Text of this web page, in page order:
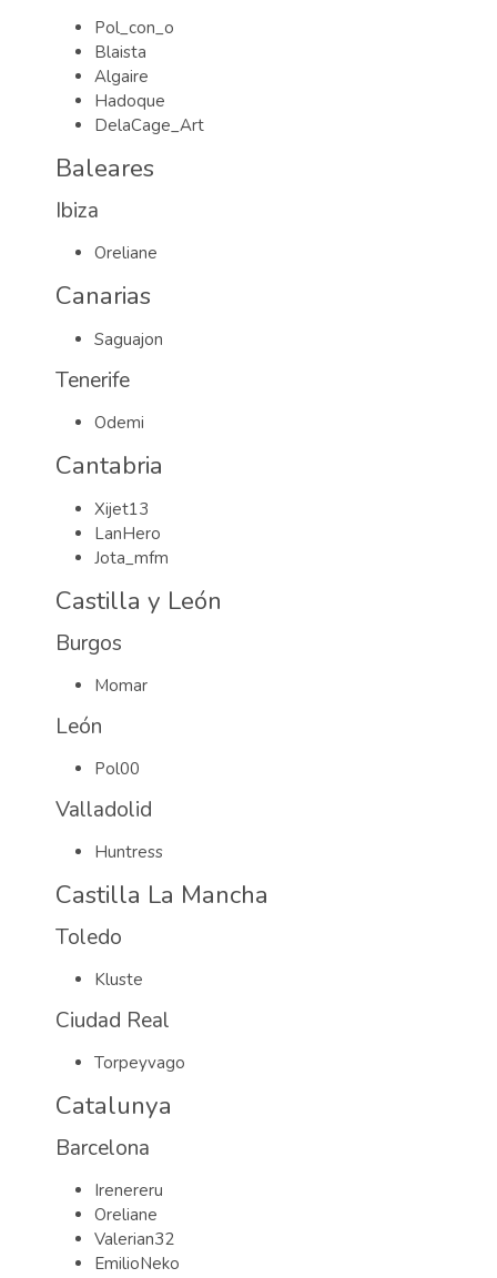
Pol_con_o
Blaista
Algaire
Hadoque
DelaCage_Art
Baleares
Ibiza
Oreliane
Canarias
Saguajon
Tenerife
Odemi
Cantabria
Xijet13
LanHero
Jota_mfm
Castilla y León
Burgos
Momar
León
Pol00
Valladolid
Huntress
Castilla La Mancha
Toledo
Kluste
Ciudad Real
Torpeyvago
Catalunya
Barcelona
Irenereru
Oreliane
Valerian32
EmilioNeko